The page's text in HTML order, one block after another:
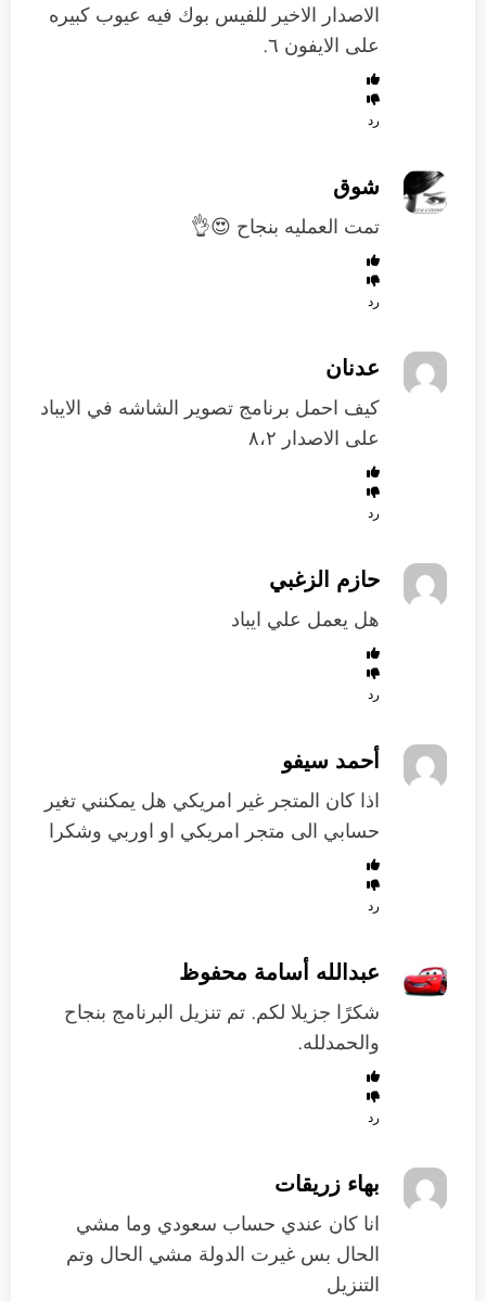
الاصدار الاخير للفيس بوك فيه عيوب كبيره
على الايفون ٦.
رد
شوق
تمت العمليه بنجاح 😍👌
رد
عدنان
كيف احمل برنامج تصوير الشاشه في الايباد
على الاصدار ٨،٢
رد
حازم الزغبي
هل يعمل علي ايباد
رد
أحمد سيفو
اذا كان المتجر غير امريكي هل يمكنني تغير
حسابي الى متجر امريكي او اوربي وشكرا
رد
عبدالله أسامة محفوظ
شكرًا جزيلا لكم. تم تنزيل البرنامج بنجاح
والحمدلله.
رد
بهاء زريقات
انا كان عندي حساب سعودي وما مشي
الحال بس غيرت الدولة مشي الحال وتم
التنزيل